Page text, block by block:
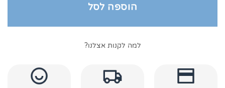
הוספה לסל
למה לקנות אצלנו?